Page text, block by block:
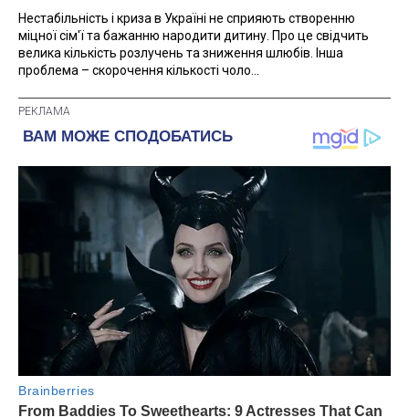
Нестабільність і криза в Україні не сприяють створенню
міцної сім'ї та бажанню народити дитину. Про це свідчить
велика кількість розлучень та зниження шлюбів. Інша
проблема – скорочення кількості чоло...